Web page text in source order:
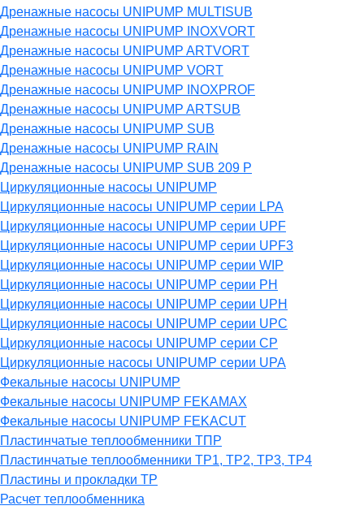
Дренажные насосы UNIPUMP MULTISUB
Дренажные насосы UNIPUMP INOXVORT
Дренажные насосы UNIPUMP ARTVORT
Дренажные насосы UNIPUMP VORT
Дренажные насосы UNIPUMP INOXPROF
Дренажные насосы UNIPUMP ARTSUB
Дренажные насосы UNIPUMP SUB
Дренажные насосы UNIPUMP RAIN
Дренажные насосы UNIPUMP SUB 209 P
Циркуляционные насосы UNIPUMP
Циркуляционные насосы UNIPUMP серии LPA
Циркуляционные насосы UNIPUMP серии UPF
Циркуляционные насосы UNIPUMP серии UPF3
Циркуляционные насосы UNIPUMP серии WIP
Циркуляционные насосы UNIPUMP серии PH
Циркуляционные насосы UNIPUMP серии UPH
Циркуляционные насосы UNIPUMP серии UPC
Циркуляционные насосы UNIPUMP серии CP
Циркуляционные насосы UNIPUMP серии UPA
Фекальные насосы UNIPUMP
Фекальные насосы UNIPUMP FEKAMAX
Фекальные насосы UNIPUMP FEKACUT
Пластинчатые теплообменники ТПР
Пластинчатые теплообменники ТР1, ТР2, ТР3, ТР4
Пластины и прокладки ТР
Расчет теплообменника